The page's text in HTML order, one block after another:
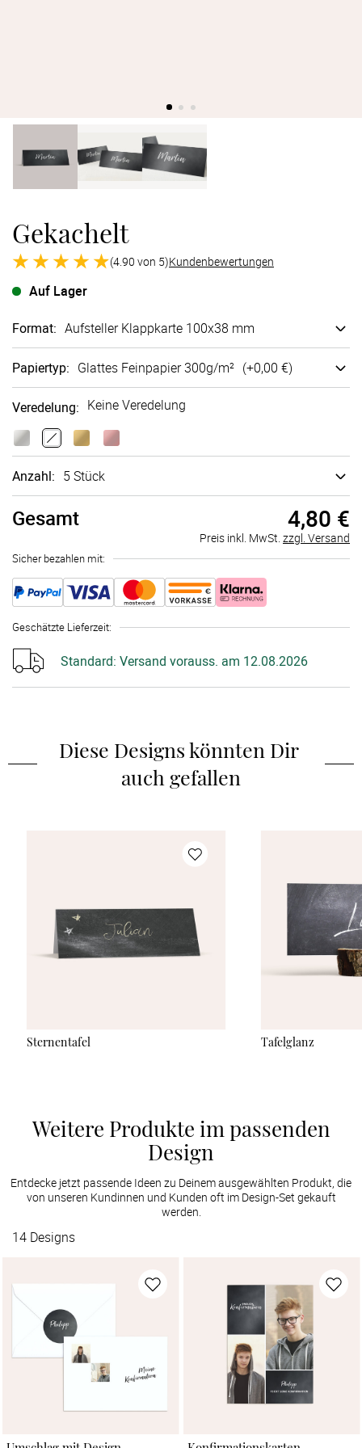
Gekachelt
(4.90 von 5)Kundenbewertungen
Auf Lager
Format: Aufsteller Klappkarte 100x38 mm
Papiertyp: Glattes Fein­papier 300g/m² (+0,00 €)
Veredelung: Keine Veredelung
Anzahl: 5 Stück
Gesamt 4,80 €
Preis inkl. MwSt. zzgl. Versand
Sicher bezahlen mit:
Geschätzte Lieferzeit:
Standard: Versand vorauss. am 12.08.2026
Diese Designs könnten Dir
auch gefallen
Sternentafel Tafelglanz
Weitere Produkte im passenden
Design
Entdecke jetzt passende Ideen zu Deinem ausgewählten Produkt, die
von unseren Kundinnen und Kunden oft im Design-Set gekauft
werden.
14 Designs